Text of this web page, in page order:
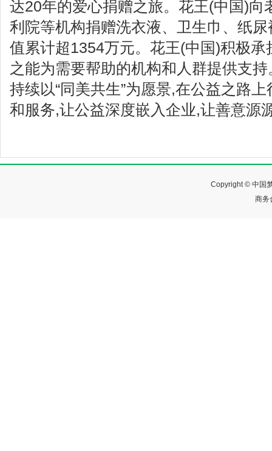
达20年的爱心捐赠之旅。花王(中国)向
利院等机构捐赠洗衣液、卫生巾、纸
值累计超1354万元。花王(中国)积极
之能为需要帮助的机构和人群提供支
持续以“同美共生”为愿景,在公益之路
和服务,让公益深度嵌入企业,让善意源
Copyright © 中国
商